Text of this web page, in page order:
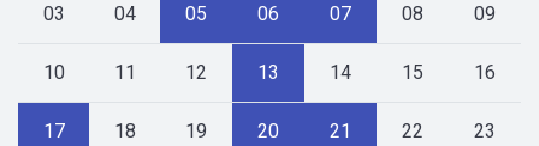
03 04 05 06 07 08 09
10 11 12 13 14 15 16
17 18 19 20 21 22 23